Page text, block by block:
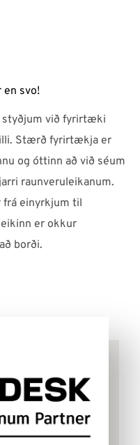
en svo!
styðjum við fyrirtæki
Stærð fyrirtækja er
og óttinn að við séum
raunveruleikanum.
frá einyrkjum til
er okkur
borði.